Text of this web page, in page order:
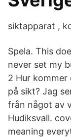
siktapparat ,
Spela. This
never set my
2 Hur
på sikt? Jag
från något av
Hudiksvall.
meaning